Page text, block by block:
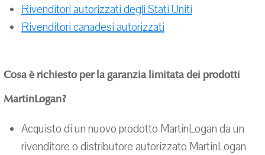
Rivenditori autorizzati degli Stati Uniti
Rivenditori canadesi autorizzati
Cosa è richiesto per la garanzia limitata dei prodotti
MartinLogan?
Acquisto di un nuovo prodotto MartinLogan da un
rivenditore o distributore autorizzato MartinLogan